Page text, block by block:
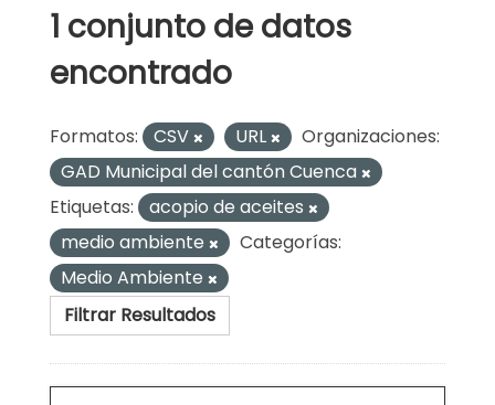
1 conjunto de datos
encontrado
Formatos: CSV URL
Organizaciones:
GAD Municipal del cantón Cuenca
Etiquetas:
acopio de aceites
medio ambiente
Categorías:
Medio Ambiente
Filtrar Resultados